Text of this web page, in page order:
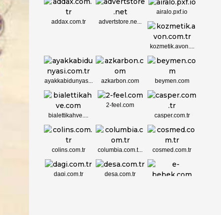
addax.com.tr advertstore.ne...
airalo.pxf.io
kozmetik.avon....
ayakkabidunyas... azkarbon.com beymen.com
bialettikahve....
2-feel.com
casper.com.tr
colins.com.tr columbia.com.t... cosmed.com.tr
dagi.com.tr
desa.com.tr